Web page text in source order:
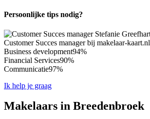
Persoonlijke tips nodig?
Customer Succes manager bij makelaar-kaart.nl
Business development94%
Financial Services90%
Communicatie97%
Ik help je graag
Makelaars in Breedenbroek